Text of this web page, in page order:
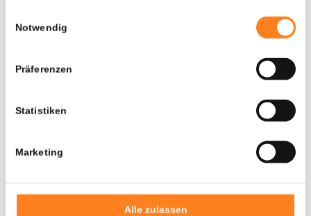
Notwendig
Präferenzen
Statistiken
Marketing
Alle zulassen
opgehaald, probeer het later opnieuw.